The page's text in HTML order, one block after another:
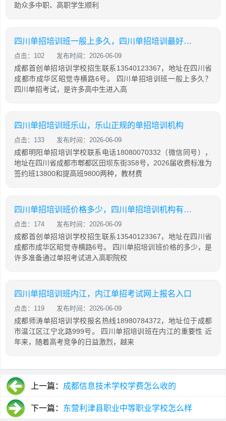
助众多中职、高职学生顺利
四川单招培训班一般上多久，四川单招培训最好的学校
点击：102 发布时间：2026-06-09
成都首创单招培训学校招生联系13540123367，地址在四川省
成都市成华区昭觉寺横路6号。 四川单招培训班一般上多久？
四川单招考试，是许多高中生进入高
四川单招培训班乐山，乐山正规的单招培训机构
点击：133 发布时间：2026-06-09
成都明阳单招培训学校联系电话18080070332（微信同号），
地址在四川省成都市郫都区田坝东街358号，2026届收费标准为
签约班13800和提高班9800两种，教材费
四川单招培训班价格多少，四川单招培训机构有哪些
点击：174 发布时间：2026-06-09
成都首创单招培训学校招生联系13540123367，地址在四川省
成都市成华区昭觉寺横路6号。 四川单招培训班价格的多少，是
许多准备通过单招考试进入高职院校
四川单招培训班内江，内江单招考试网上报名入口
点击：119 发布时间：2026-06-09
成都师涛单招培训学校报名热线18980784372，地址位于成都
市温江区江宁北路999号。 四川单招培训班在内江的重要性 近
年来，随着高考竞争的日益激烈，越来
上一篇： 成都信息技术学校学费怎么收的
下一篇： 东营利津县职业中等职业学校怎么样